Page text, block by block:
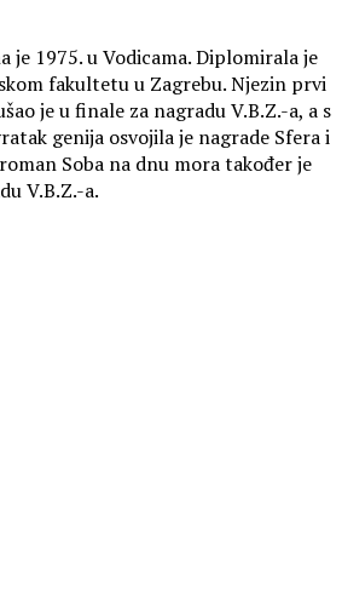
je 1975. u Vodicama. Diplomirala je
fakultetu u Zagrebu. Njezin prvi
je u finale za nagradu V.B.Z.-a, a s
genija osvojila je nagrade Sfera i
Soba na dnu mora također je
V.B.Z.-a.